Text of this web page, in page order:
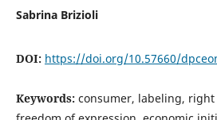
Sabrina Brizioli
DOI: https://doi.org/10.57660/
Keywords: consumer, labeling,